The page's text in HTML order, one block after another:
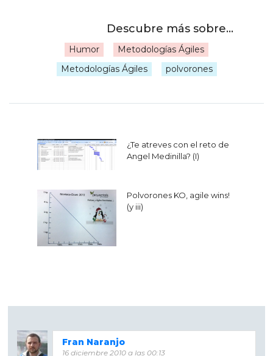
Humor Metodologías Ágiles
Metodologías Ágiles polvorones
Navegación
de
entradas
¿Te atreves con el reto de
Angel Medinilla? (I)
Polvorones KO, agile wins!
(y iii)
Fran Naranjo
16 diciembre 2010 a las 00:13